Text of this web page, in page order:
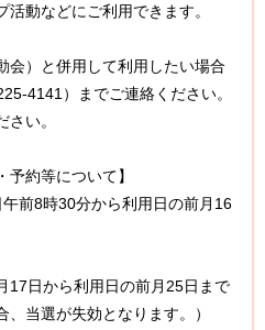
動などにご利用できます。
会）と併用して利用したい場合
4141）までご連絡ください。
い。
予約等について】
前8時30分から利用日の前月16
17日から利用日の前月25日まで
、当選が失効となります。）